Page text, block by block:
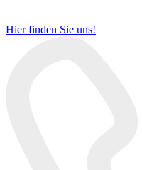
Hier finden Sie uns!